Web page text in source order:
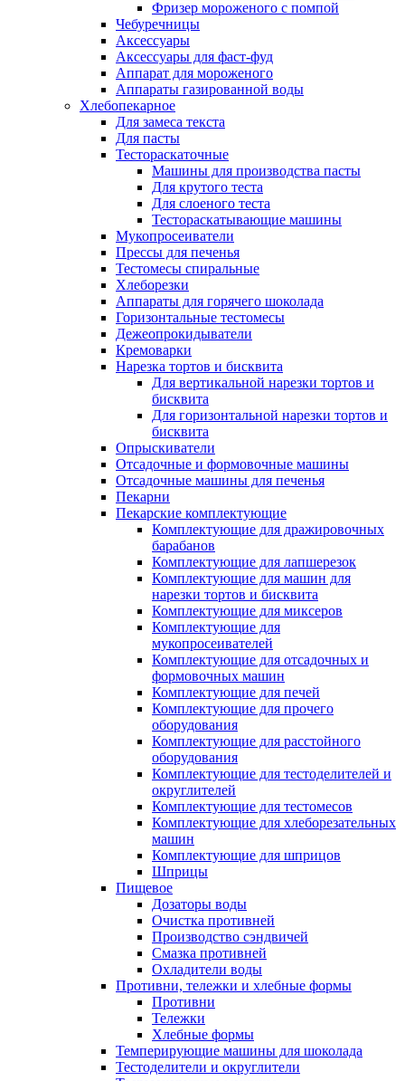
Фризер мороженого с помпой
Чебуречницы
Аксессуары
Аксессуары для фаст-фуд
Аппарат для мороженого
Аппараты газированной воды
Хлебопекарное
Для замеса текста
Для пасты
Тестораскаточные
Машины для производства пасты
Для крутого теста
Для слоеного теста
Тестораскатывающие машины
Мукопросеиватели
Прессы для печенья
Тестомесы спиральные
Хлеборезки
Аппараты для горячего шоколада
Горизонтальные тестомесы
Дежеопрокидыватели
Кремоварки
Нарезка тортов и бисквита
Для вертикальной нарезки тортов и
бисквита
Для горизонтальной нарезки тортов и
бисквита
Опрыскиватели
Отсадочные и формовочные машины
Отсадочные машины для печенья
Пекарни
Пекарские комплектующие
Комплектующие для дражировочных
барабанов
Комплектующие для лапшерезок
Комплектующие для машин для
нарезки тортов и бисквита
Комплектующие для миксеров
Комплектующие для
мукопросеивателей
Комплектующие для отсадочных и
формовочных машин
Комплектующие для печей
Комплектующие для прочего
оборудования
Комплектующие для расстойного
оборудования
Комплектующие для тестоделителей и
округлителей
Комплектующие для тестомесов
Комплектующие для хлеборезательных
машин
Комплектующие для шприцов
Шприцы
Пищевое
Дозаторы воды
Очистка противней
Производство сэндвичей
Смазка противней
Охладители воды
Противни, тележки и хлебные формы
Противни
Тележки
Хлебные формы
Темперирующие машины для шоколада
Тестоделители и округлители